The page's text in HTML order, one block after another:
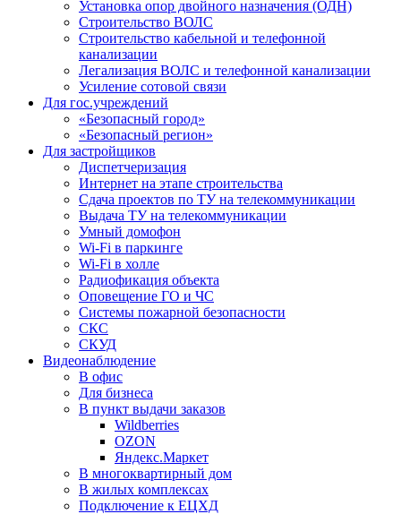
Установка опор двойного назначения (ОДН)
Строительство ВОЛС
Строительство кабельной и телефонной
канализации
Легализация ВОЛС и телефонной канализации
Усиление сотовой связи
Для гос.учреждений
«Безопасный город»
«Безопасный регион»
Для застройщиков
Диспетчеризация
Интернет на этапе строительства
Сдача проектов по ТУ на телекоммуникации
Выдача ТУ на телекоммуникации
Умный домофон
Wi-Fi в паркинге
Wi-Fi в холле
Радиофикация объекта
Оповещение ГО и ЧС
Системы пожарной безопасности
СКС
СКУД
Видеонаблюдение
В офис
Для бизнеса
В пункт выдачи заказов
Wildberries
OZON
Яндекс.Маркет
В многоквартирный дом
В жилых комплексах
Подключение к ЕЦХД